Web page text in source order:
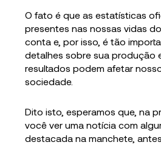
O fato é que as estatísticas
presentes nas nossas vidas
conta e, por isso, é tão
detalhes sobre sua produção
resultados podem afetar
sociedade.
Dito isto, esperamos que, na
você ver uma notícia com
destacada na manchete,